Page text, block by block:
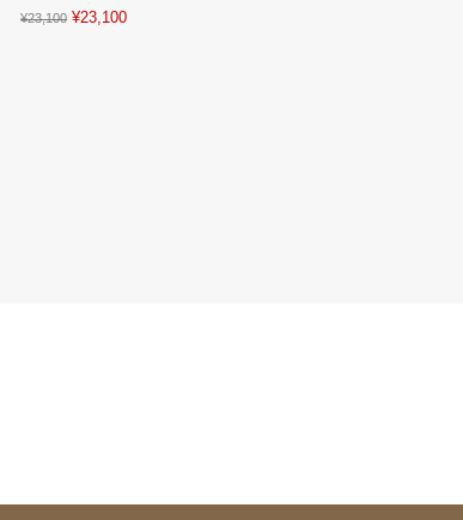
¥23,100 Original
¥23,100Current